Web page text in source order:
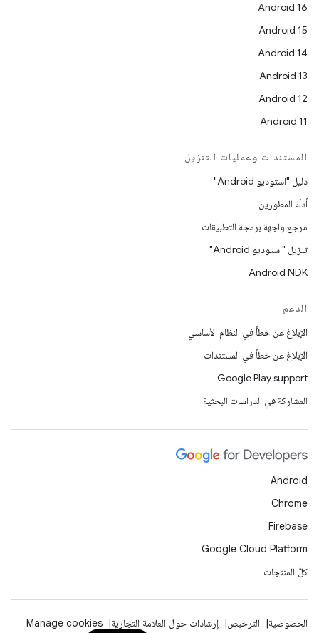
Android 16
Android 15
Android 14
Android 13
Android 12
Android 11
المستندات وعمليات التنزيل
دليل "استوديو Android"
أدلّة المطورين
مرجع واجهة برمجة التطبيقات
تنزيل "استوديو Android"
Android NDK
الدعم
الإبلاغ عن خطأ في النظام الأساسي
الإبلاغ عن خطأ في المستندات
Google Play support
المشاركة في الدراسات البحثية
Android
Chrome
Firebase
Google Cloud Platform
كلّ المنتجات
الخصوصية الترخيص إرشادات حول العلامة التجارية Manage cookies